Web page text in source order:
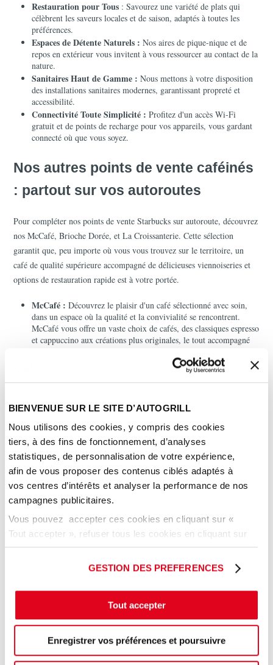
BIENVENUE SUR LE SITE D’AUTOGRILL
Nous utilisons des cookies, y compris des cookies
tiers, à des fins de fonctionnement, d’analyses
statistiques, de personnalisation de votre expérience,
afin de vous proposer des contenus ciblés adaptés à
vos centres d’intérêts et analyser la performance de nos
campagnes publicitaires.
Vous pouvez accepter ces cookies en cliquant sur «
Tout accepter », refuser tous les cookies en cliquant sur
« tout refuser » ou cliquer sur « Paramétrer les cookies
» pour gérer vos préférences.GESTION DES PREFERENCES
Tout accepter
Enregistrer vos préférences et poursuivre
Restauration pour Tous : Savourez une variété de plats qui
célèbrent les saveurs locales et de saison, adaptés à toutes les
préférences.
Espaces de Détente Naturels : Nos aires de pique-nique et de
repos en extérieur vous invitent à vous ressourcer au contact de la
nature.
Sanitaires Haut de Gamme : Nous mettons à votre disposition
des installations sanitaires modernes, garantissant propreté et
accessibilité.
Connectivité Toute Simplicité : Profitez d'un accès Wi-Fi
gratuit et de points de recharge pour vos appareils, vous gardant
connecté où que vous soyez.
Nos autres points de vente caféinés
: partout sur vos autoroutes
Pour compléter nos points de vente Starbucks sur autoroute, découvrez
nos McCafé, Brioche Dorée, et La Croissanterie. Cette sélection
garantit que, peu importe où vous vous trouvez sur le territoire, un
café de qualité supérieure accompagné de délicieuses viennoiseries et
options de restauration rapide est à votre portée.
McCafé : Découvrez le plaisir d'un café sélectionné avec soin,
dans un espace où la qualité et la convivialité se rencontrent.
McCafé vous offre un vaste choix de cafés, des classiques espresso
et cappuccino aux créations plus originales, le tout accompagné
Un must pour les amoureux de viennoiseries
croustillant ou d'un pain au chocolat onctueux s'allie à la
perfection avec votre boisson chaude préférée.
Brioche Dorée :
Un lieu où l'ambiance amicale se marie à la
gourmandise. Avec son choix varié de viennoiseries, sandwiches,
et cafés, Brioche Dorée est l'escale idéale pour ceux qui cherchent
à satisfaire leur envie d'un espresso intense ou d'un doux café
latte, accompagné d'une brioche moelleuse ou d'un muffin
généreux.
Que vous soyez en quête d'un petit-déjeuner énergisant, d'un déjeuner
sur le pouce, ou simplement d'un moment de relaxation, nos enseignes
surwww.starbucks.fr
© Starbucks Corporation